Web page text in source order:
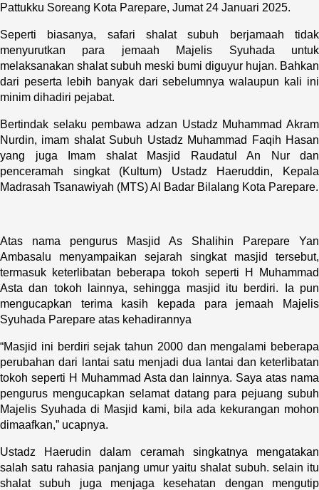
Pattukku Soreang Kota Parepare, Jumat 24 Januari 2025.
Seperti biasanya, safari shalat subuh berjamaah tidak
menyurutkan para jemaah Majelis Syuhada untuk
melaksanakan shalat subuh meski bumi diguyur hujan. Bahkan
dari peserta lebih banyak dari sebelumnya walaupun kali ini
minim dihadiri pejabat.
Bertindak selaku pembawa adzan Ustadz Muhammad Akram
Nurdin, imam shalat Subuh Ustadz Muhammad Faqih Hasan
yang juga Imam shalat Masjid Raudatul An Nur dan
penceramah singkat (Kultum) Ustadz Haeruddin, Kepala
Madrasah Tsanawiyah (MTS) Al Badar Bilalang Kota Parepare.
Atas nama pengurus Masjid As Shalihin Parepare Yan
Ambasalu menyampaikan sejarah singkat masjid tersebut,
termasuk keterlibatan beberapa tokoh seperti H Muhammad
Asta dan tokoh lainnya, sehingga masjid itu berdiri. Ia pun
mengucapkan terima kasih kepada para jemaah Majelis
Syuhada Parepare atas kehadirannya
“Masjid ini berdiri sejak tahun 2000 dan mengalami beberapa
perubahan dari lantai satu menjadi dua lantai dan keterlibatan
tokoh seperti H Muhammad Asta dan lainnya. Saya atas nama
pengurus mengucapkan selamat datang para pejuang subuh
Majelis Syuhada di Masjid kami, bila ada kekurangan mohon
dimaafkan,” ucapnya.
Ustadz Haerudin dalam ceramah singkatnya mengatakan
salah satu rahasia panjang umur yaitu shalat subuh. selain itu
shalat subuh juga menjaga kesehatan dengan mengutip